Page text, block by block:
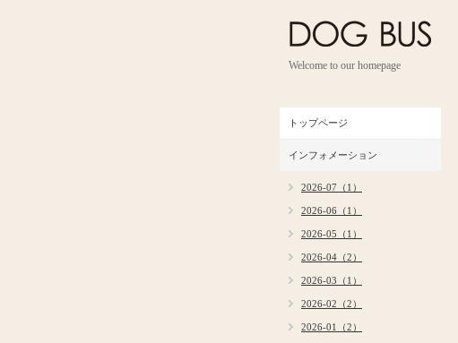
Welcome to our homepage
トップページ
インフォメーション
2026-07（1）
2026-06（1）
2026-05（1）
2026-04（2）
2026-03（1）
2026-02（2）
2026-01（2）